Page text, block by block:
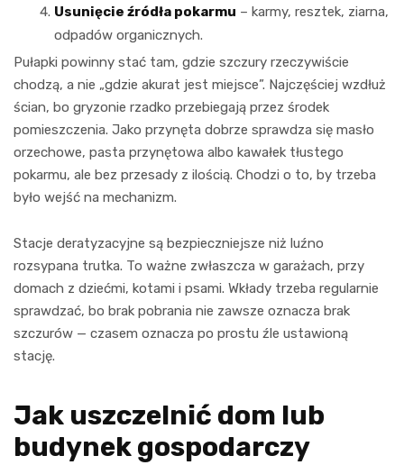
Usunięcie źródła pokarmu – karmy, resztek, ziarna,
odpadów organicznych.
Pułapki powinny stać tam, gdzie szczury rzeczywiście
chodzą, a nie „gdzie akurat jest miejsce”. Najczęściej wzdłuż
ścian, bo gryzonie rzadko przebiegają przez środek
pomieszczenia. Jako przynęta dobrze sprawdza się masło
orzechowe, pasta przynętowa albo kawałek tłustego
pokarmu, ale bez przesady z ilością. Chodzi o to, by trzeba
było wejść na mechanizm.
Stacje deratyzacyjne są bezpieczniejsze niż luźno
rozsypana trutka. To ważne zwłaszcza w garażach, przy
domach z dziećmi, kotami i psami. Wkłady trzeba regularnie
sprawdzać, bo brak pobrania nie zawsze oznacza brak
szczurów — czasem oznacza po prostu źle ustawioną
stację.
Jak uszczelnić dom lub
budynek gospodarczy